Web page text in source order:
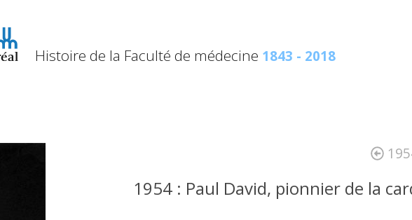
Histoire de la Faculté de médecine 1843 - 2018
1954 : Paul David, pionnier de la